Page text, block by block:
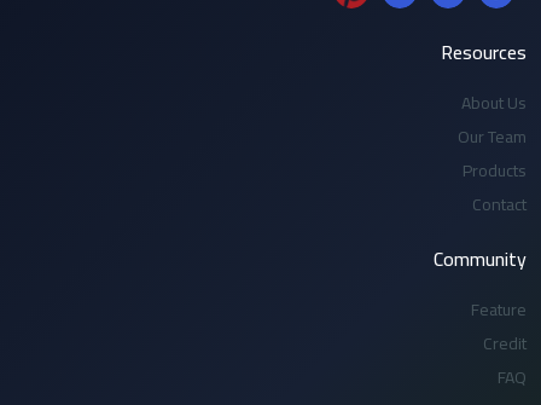
Resources
About Us
Our Team
Products
Contact
Community
Feature
Credit
FAQ